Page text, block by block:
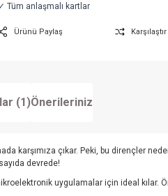
✓ Tüm anlaşmalı kartlar
Ürünü Paylaş Karşılaştır
(1)Önerileriniz
çıkar. Peki, bu dirençler
devrede!
uygulamalar için ideal